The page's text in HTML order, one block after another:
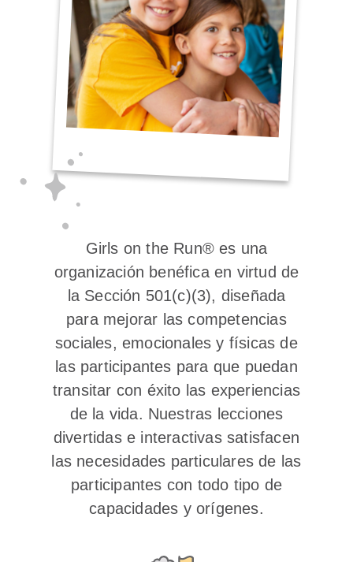
Girls on the Run® es una
organización benéfica en virtud de
la Sección 501(c)(3), diseñada
para mejorar las competencias
sociales, emocionales y físicas de
las participantes para que puedan
transitar con éxito las experiencias
de la vida. Nuestras lecciones
divertidas e interactivas satisfacen
las necesidades particulares de las
participantes con todo tipo de
capacidades y orígenes.